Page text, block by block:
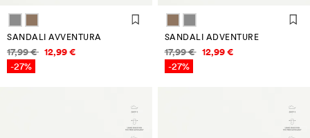
SANDALI AVVENTURA
Informazioni sui prezzi
17,99 € 12,99 €
-27%
SANDALI ADVENTURE
Informazioni sui prezzi
17,99 € 12,99 €
-27%